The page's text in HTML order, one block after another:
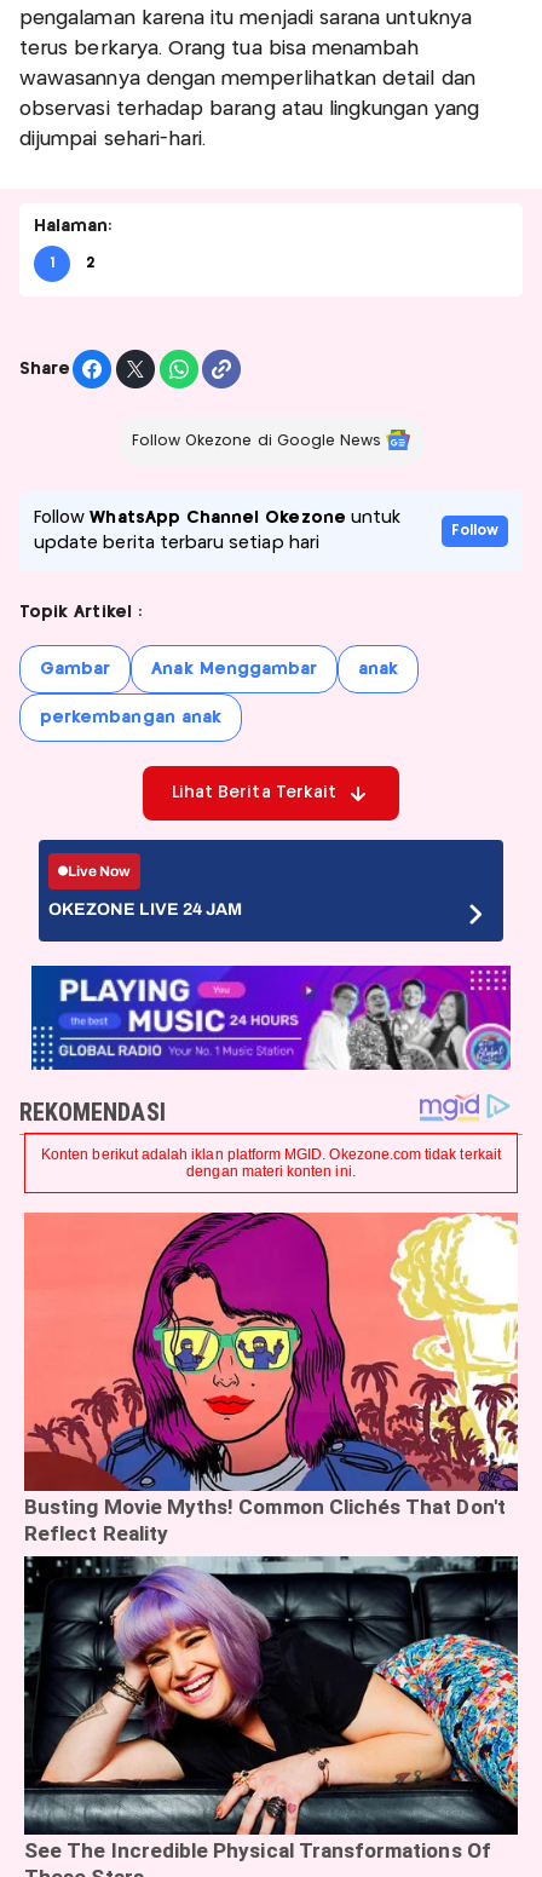
pengalaman karena itu menjadi sarana untuknya
terus berkarya. Orang tua bisa menambah
wawasannya dengan memperlihatkan detail dan
observasi terhadap barang atau lingkungan yang
dijumpai sehari-hari.
Halaman:
1 2
Share
Follow Okezone di Google News
FollowWhatsApp Channel Okezone untuk
update berita terbaru setiap hari
Follow
Topik Artikel :
Gambar Anak Menggambar anak
perkembangan anak
Lihat Berita Terkait
Live Now
OKEZONE LIVE 24 JAM